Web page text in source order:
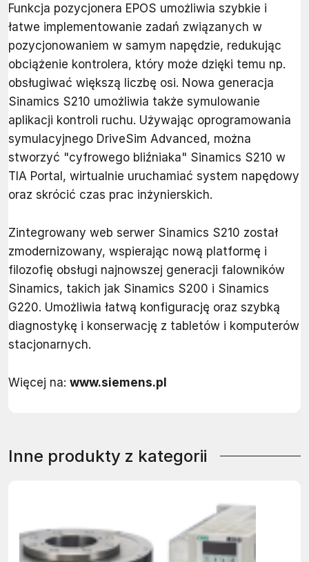
Funkcja pozycjonera EPOS umożliwia szybkie i
łatwe implementowanie zadań związanych w
pozycjonowaniem w samym napędzie, redukując
obciążenie kontrolera, który może dzięki temu np.
obsługiwać większą liczbę osi. Nowa generacja
Sinamics S210 umożliwia także symulowanie
aplikacji kontroli ruchu. Używając oprogramowania
symulacyjnego DriveSim Advanced, można
stworzyć "cyfrowego bliźniaka" Sinamics S210 w
TIA Portal, wirtualnie uruchamiać system napędowy
oraz skrócić czas prac inżynierskich.
Zintegrowany web serwer Sinamics S210 został
zmodernizowany, wspierając nową platformę i
filozofię obsługi najnowszej generacji falowników
Sinamics, takich jak Sinamics S200 i Sinamics
G220. Umożliwia łatwą konfigurację oraz szybką
diagnostykę i konserwację z tabletów i komputerów
stacjonarnych.
Więcej na: www.siemens.pl
Inne produkty z kategorii